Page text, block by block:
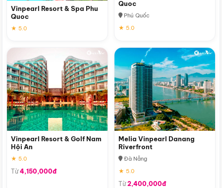
Vinpearl Resort & Spa Phu
Quoc
★ 5.0
Quoc
Phú Quốc
★ 5.0
Vinpearl Resort & Golf Nam
Hội An
★ 5.0
Từ4,150,000đ
Melia Vinpearl Danang
Riverfront
Đà Nẵng
★ 5.0
Từ2,400,000đ